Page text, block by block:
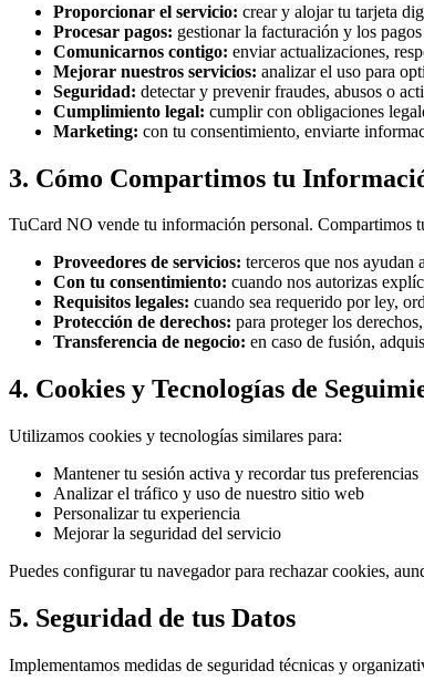
Proporcionar el servicio: crear y alojar tu tarjeta
Procesar pagos: gestionar la facturación y los
Comunicarnos contigo: enviar actualizaciones,
Mejorar nuestros servicios: analizar el uso para
Seguridad: detectar y prevenir fraudes, abusos o
Cumplimiento legal: cumplir con obligaciones
Marketing: con tu consentimiento, enviarte
3. Cómo Compartimos tu
TuCard NO vende tu información personal. Compartimos
Proveedores de servicios: terceros que nos ayudan
Con tu consentimiento: cuando nos autorizas
Requisitos legales: cuando sea requerido por ley,
Protección de derechos: para proteger los
Transferencia de negocio: en caso de fusión,
4. Cookies y Tecnologías de
Utilizamos cookies y tecnologías similares para:
Mantener tu sesión activa y recordar tus preferencias
Analizar el tráfico y uso de nuestro sitio web
Personalizar tu experiencia
Mejorar la seguridad del servicio
Puedes configurar tu navegador para rechazar cookies,
5. Seguridad de tus Datos
Implementamos medidas de seguridad técnicas y